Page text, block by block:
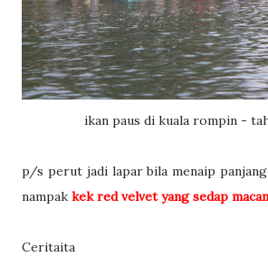
ikan paus di kuala rompin -
p/s perut jadi lapar bila menaip
nampak kek red velvet yang sedap
Ceritaita